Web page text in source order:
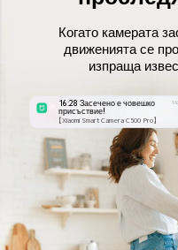
Когато камерата
движенията се
изпраща
16:28 Засечено е човешко
присъствие!
【Xiaomi Smart Camera C500 Pro】